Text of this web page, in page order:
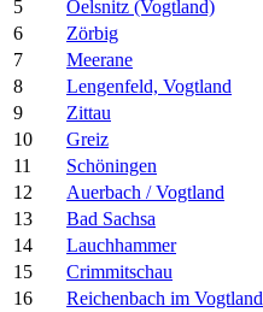
5 Oelsnitz (Vogtland)
6
Zörbig
7
Meerane
8
Lengenfeld, Vogtland
9
Zittau
10
Greiz
11
Schöningen
12
Auerbach / Vogtland
13
Bad Sachsa
14
Lauchhammer
15
Crimmitschau
16
Reichenbach im Vogtland